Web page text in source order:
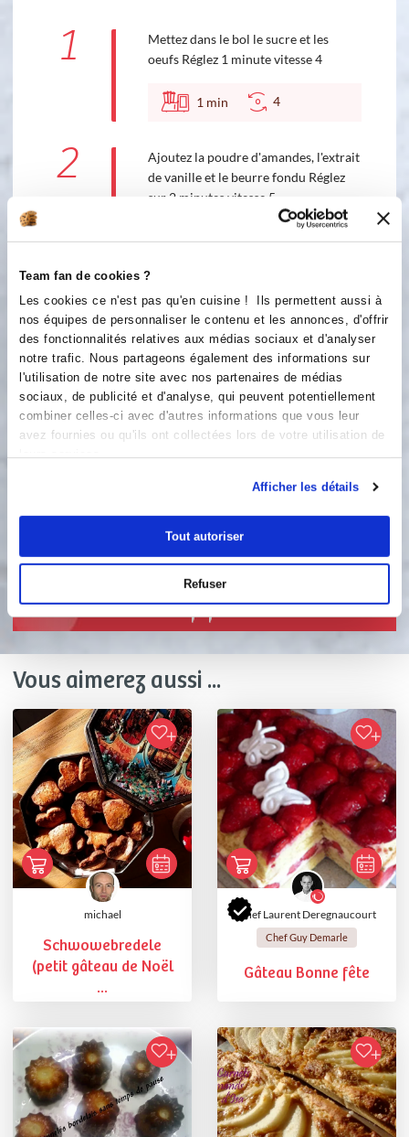
Team fan de cookies ?
Les cookies ce n'est pas qu'en cuisine ! Ils permettent aussi à
nos équipes de personnaliser le contenu et les annonces, d'offrir
des fonctionnalités relatives aux médias sociaux et d'analyser
notre trafic. Nous partageons également des informations sur
l'utilisation de notre site avec nos partenaires de médias
sociaux, de publicité et d'analyse, qui peuvent potentiellement
combiner celles-ci avec d'autres informations que vous leur
avez fournies ou qu'ils ont collectées lors de votre utilisation de
leurs services.
Afficher les détails
Tout autoriser
Refuser
1
Mettez dans le bol le sucre et les
oeufs Réglez 1 minute vitesse 4
1 min 4
2
Ajoutez la poudre d'amandes, l'extrait
de vanille et le beurre fondu Réglez
sur 2 minutes vitesse 5
2min 5
3
Étalez votre pâte en grand rectangle
puis coupez la en deux Placez les deux
rectangles dans le moule Travées ,
pliez la pâte chaque bout pour former
un fond de tarte Versez la frangipane
sur les deux fonds de tarte Épluchez
et coupez en lamelles les pommes
Puis disposez les lamelles sur la
frangipane Parsemez un peu de sucre
environ 30 minutes à 200°. Dégustez
tiède ou froide
Bon appétit !
Vous aimerez aussi ...
michael
Schwowebredele
(petit gâteau de Noël
...
Chef Laurent Deregnaucourt
Chef Guy Demarle
Gâteau Bonne fête